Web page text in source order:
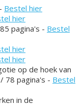
Bestel hier
hier
pagina's - Bestel
hier
hier
op de hoek van
78 pagina's - Bestel
in de